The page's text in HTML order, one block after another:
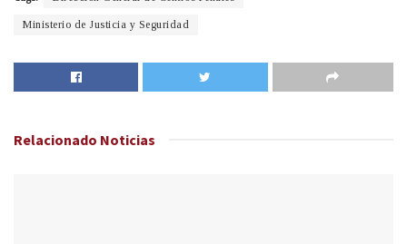
Ministerio de Justicia y Seguridad
Relacionado Noticias